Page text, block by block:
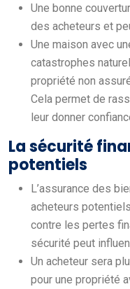
Une bonne
des acheteurs et
Une maison avec
catastrophes
propriété non
Cela permet de
leur donner
La sécurité
potentiels
L’assurance des
acheteurs
contre les pertes
sécurité peut
Un acheteur sera
pour une propriété